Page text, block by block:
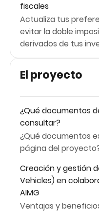
fiscales
Actualiza tus
evitar la doble
derivados de tus
Walliance
El proyecto
¿Qué documentos
consultar?
¿Qué documentos
página del
Creación y gestión
Vehicles) en
AIMG
Ventajas y